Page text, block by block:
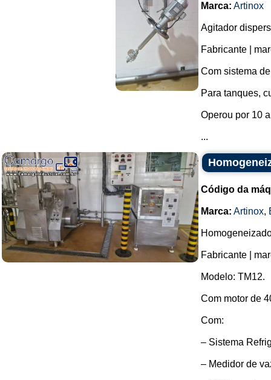
Marca: Artinox
Agitador
Fabricante |
Com sistema
Para tanques,
Operou por 10
...
Código da
Marca: Artinox,
Fabricante |
Modelo: TM12.
Com motor de
Com:
– Sistema
– Medidor de